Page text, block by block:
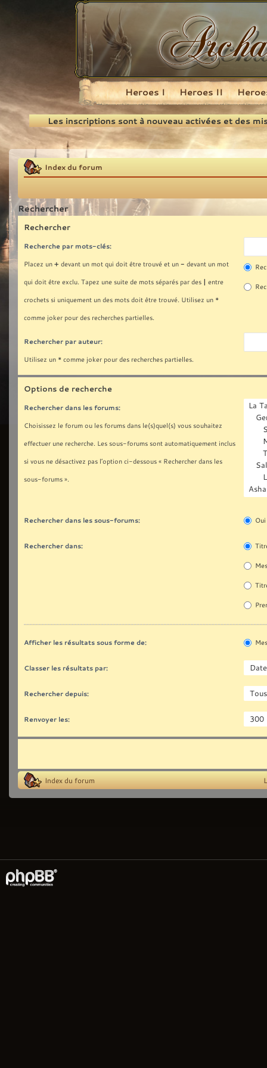
Recherche
Heroes I Heroes II
Les inscriptions sont à nouveau activées et des
Index du forum
Rechercher
Rechercher
Recherche par mots-clés:
Placez un + devant un mot qui doit être trouvé et un - devant un mot
qui doit être exclu. Tapez une suite de mots séparés par des | entre
crochets si uniquement un des mots doit être trouvé. Utilisez un *
comme joker pour des recherches partielles.
Rechercher par auteur:
Utilisez un * comme joker pour des recherches partielles.
Options de recherche
Rechercher dans les forums:
Choisissez le forum ou les forums dans le(s)quel(s) vous souhaitez
effectuer une recherche. Les sous-forums sont automatiquement inclus
si vous ne désactivez pas l’option ci-dessous « Rechercher dans les
sous-forums ».
Rechercher dans les sous-forums: Oui
Rechercher dans:
Afficher les résultats sous forme de:
Classer les résultats par:
Rechercher depuis:
Renvoyer les:
Index du forum